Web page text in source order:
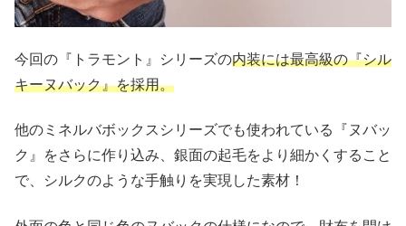
今回の『トラモント』シリーズの内装には最高級の『シル
キーヌバック』を採用。
他のミネルバボックスシリーズでも使われている『ヌバッ
ク』をさらに作り込み、銀面の起毛をより細かくすること
で、シルクのような手触りを実現した素材！